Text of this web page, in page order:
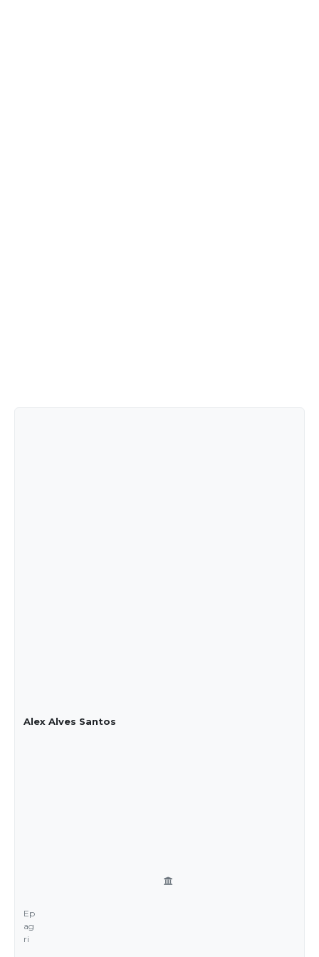
Alex Alves Santos
Ep
ag
ri